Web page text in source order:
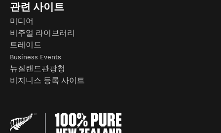
관련 사이트
미디어
비주얼 라이브러리
트레이드
Business Events
뉴질랜드관광청
비지니스 등록 사이트